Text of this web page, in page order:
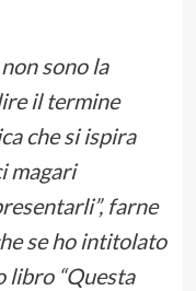
sono la
il termine
che si ispira
magari
farne
se ho intitolato
libro “Questa